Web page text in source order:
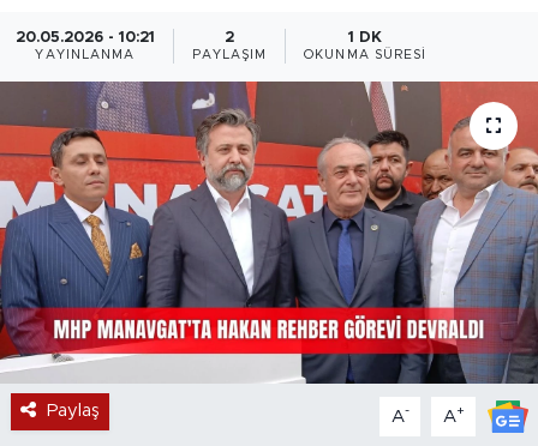
20.05.2026 - 10:21
YAYINLANMA
2
PAYLAŞIM
1 DK
OKUNMA SÜRESI
Paylaş A- A+
Özel Haber
Politika
Resmi İlanlar
Sağlık
Spor
Turizm